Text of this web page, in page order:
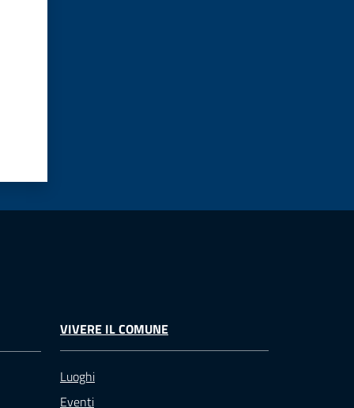
VIVERE IL COMUNE
Luoghi
Eventi